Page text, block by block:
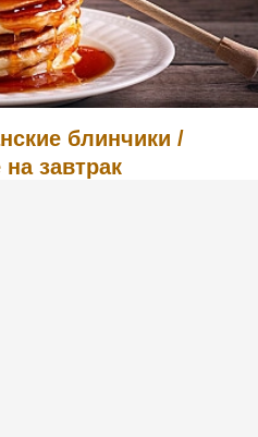
блинчики /
завтрак